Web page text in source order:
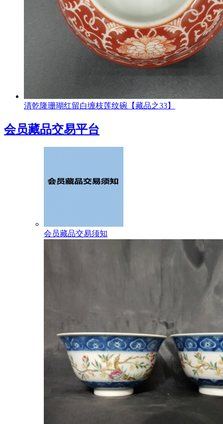
清乾隆珊瑚红留白缠枝莲纹碗【藏品之33】
会员藏品交易平台
会员藏品交易须知